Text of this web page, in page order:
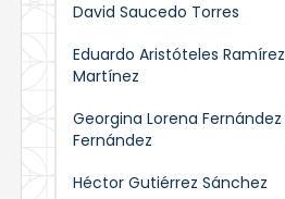
David Saucedo Torres
Eduardo Aristóteles Ramírez
Martínez
Georgina Lorena Fernández
Fernández
Héctor Gutiérrez Sánchez